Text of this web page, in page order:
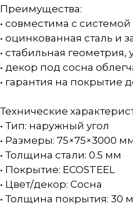
Преимущества:
• совместима с
• оцинкованная сталь и
• стабильная
• декор под сосна
• гарантия на покрытие
Технические
• Тип: наружный угол
• Размеры: 75×75×3000
• Толщина стали: 0.5 мм
• Покрытие: ECOSTEEL
• Цвет/декор: Сосна
• Толщина покрытия: 30